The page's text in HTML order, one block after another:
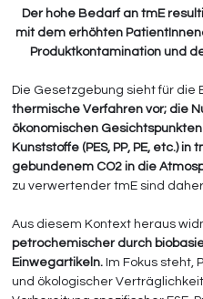
Der hohe Bedarf an tmE
mit dem erhöhten
Produktkontamination und
Die Gesetzgebung sieht für die
thermische Verfahren vor; die
ökonomischen
Kunststoffe (PES, PP, PE, etc.)
gebundenem CO2 in die
zu verwertender tmE sind
Aus diesem Kontext heraus
petrochemischer durch
Einwegartikeln. Im Fokus
und ökologischer